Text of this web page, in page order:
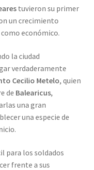
tuvieron su primer
un crecimiento
económico.
la ciudad
verdaderamente
Cecilio Metelo, quien
de Balearicus,
una gran
una especie de
para los soldados
frente a sus